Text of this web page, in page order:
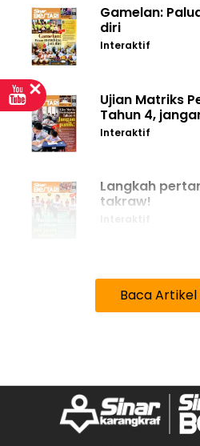
Gamelan:
diri
Interaktif
Ujian Matriks
Tahun 4,
Interaktif
Langkah
takraw!
Baca Artikel